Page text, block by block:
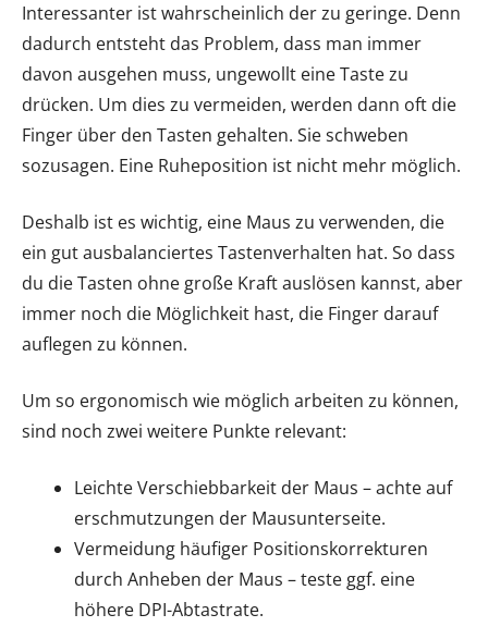
Interessanter ist wahrscheinlich der zu geringe. Denn
dadurch entsteht das Problem, dass man immer
davon ausgehen muss, ungewollt eine Taste zu
drücken. Um dies zu vermeiden, werden dann oft die
Finger über den Tasten gehalten. Sie schweben
sozusagen. Eine Ruheposition ist nicht mehr möglich.
Deshalb ist es wichtig, eine Maus zu verwenden, die
ein gut ausbalanciertes Tastenverhalten hat. So dass
du die Tasten ohne große Kraft auslösen kannst, aber
immer noch die Möglichkeit hast, die Finger darauf
auflegen zu können.
Um so ergonomisch wie möglich arbeiten zu können,
sind noch zwei weitere Punkte relevant:
Leichte Verschiebbarkeit der Maus – achte auf
erschmutzungen der Mausunterseite.
Vermeidung häufiger Positionskorrekturen
durch Anheben der Maus – teste ggf. eine
höhere DPI-Abtastrate.